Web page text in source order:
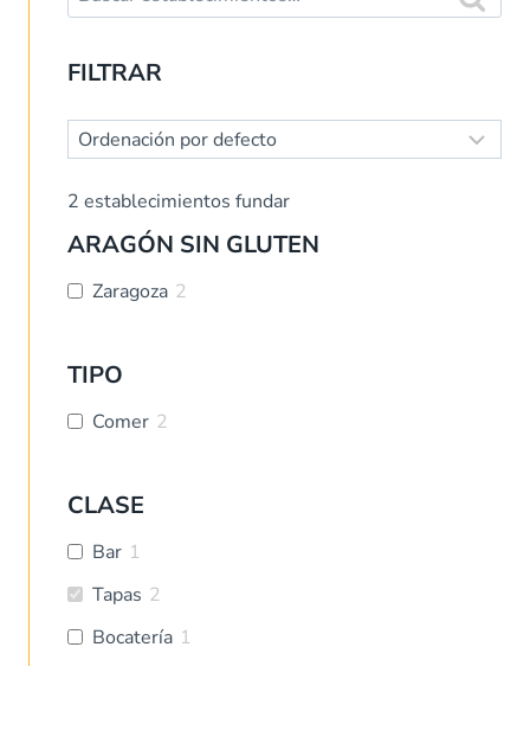
Buscar
FILTRAR
2 establecimientos fundar
ARAGÓN SIN GLUTEN
Zaragoza 2
TIPO
Comer 2
CLASE
Bar 1
Tapas 2
Bocatería 1